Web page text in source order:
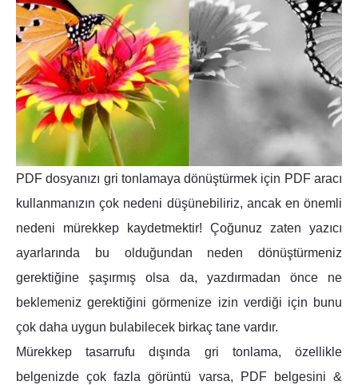
PDF dosyanızı gri tonlamaya dönüştürmek için PDF aracı
kullanmanızın çok nedeni düşünebiliriz, ancak en önemli
nedeni mürekkep kaydetmektir! Çoğunuz zaten yazıcı
ayarlarında bu olduğundan neden dönüştürmeniz
gerektiğine şaşırmış olsa da, yazdırmadan önce ne
beklemeniz gerektiğini görmenize izin verdiği için bunu
çok daha uygun bulabilecek birkaç tane vardır.
Mürekkep tasarrufu dışında gri tonlama, özellikle
belgenizde çok fazla görüntü varsa, PDF belgesini &